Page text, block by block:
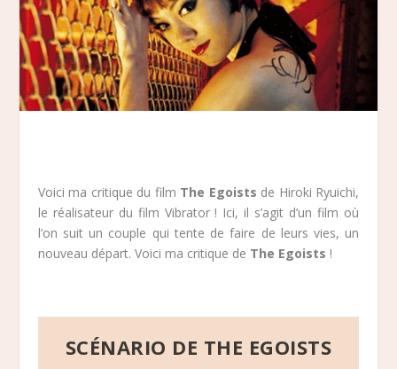
Voici ma critique du film The Egoists de Hiroki Ryuichi,
le réalisateur du film Vibrator ! Ici, il s’agit d’un film où
l’on suit un couple qui tente de faire de leurs vies, un
nouveau départ. Voici ma critique de The Egoists !
SCÉNARIO DE THE EGOISTS